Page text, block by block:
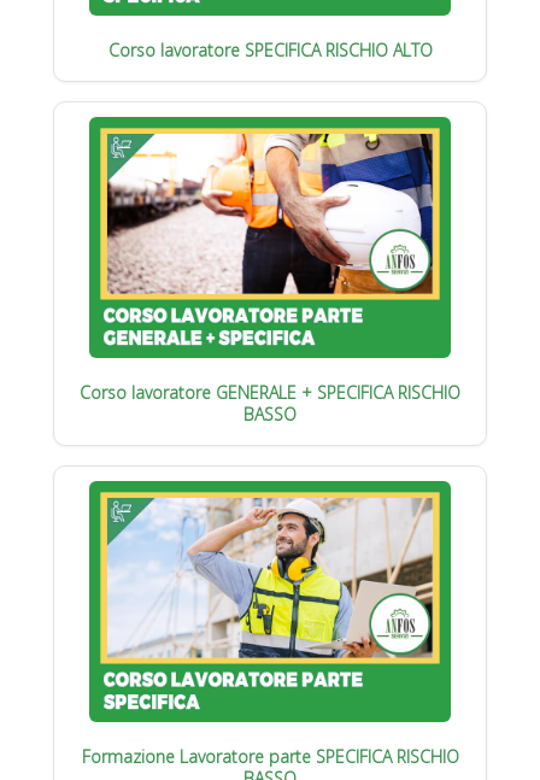
Corso lavoratore SPECIFICA RISCHIO ALTO
Corso lavoratore GENERALE + SPECIFICA RISCHIO
BASSO
Formazione Lavoratore parte SPECIFICA RISCHIO